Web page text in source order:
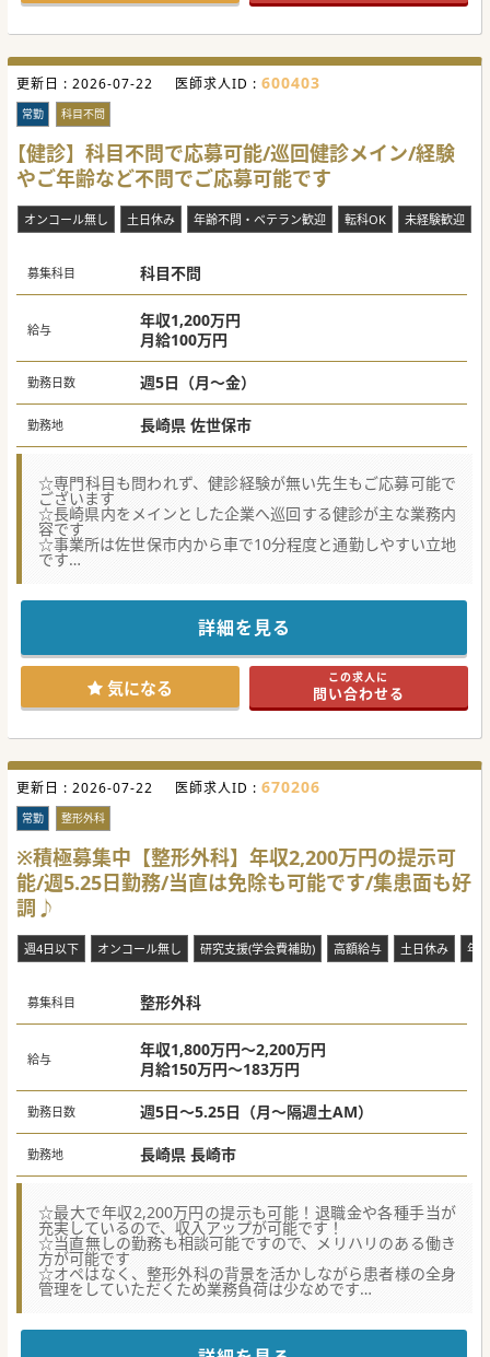
【業務内容】
慣れていただいたら二重整形など、メニューを増やしていき
ます。
■自身の習熟度に応じた3段階の研修カリキュラムがありま
す。無理なく、確実に経験・スキルを高めることができる環
境です。
■基本的に美容外科領域まで学んでいただけますが、ご本人
の意向次第では美容皮膚科領域の業務のみに限定することも
可能です。
【医療機関情報】
■業界トップクラスの症例数。全国に100院以上クリニック
を展開し、今後も拡大を予定しています。
■形成外科ご出身の方も多く、高難易度の施術を多数提供し
ています。学術研究にも積極的に取り組み、意欲の高い方が
■選考で必ず施設見学を行っています。双方ご納得いただい
たうえでお話を進め、入職後のミスマッチを減らす取り組み
も実施中です。
#秋入職可
更新日 : 2026-07-22 医師求人ID : 600403
常勤 科目不問
【健診】科目不問で応募可能/巡回健診メイン/経験
やご年齢など不問でご応募可能です
オンコール無し 土日休み 年齢不問・ベテラン歓迎 転科OK 未経験歓迎
募集科目 科目不問
給与
年収1,200万円
月給100万円
勤務日数 週5日（月～金）
勤務地 長崎県 佐世保市
☆専門科目も問われず、健診経験が無い先生もご応募可能で
ございます
☆長崎県内をメインとした企業へ巡回する健診が主な業務内
容です
☆事業所は佐世保市内から車で10分程度と通勤しやすい立地
です
人気の健診求人でございます。
業務量等は相談のうえ調整が可能ですので
これから健診業務にチャレンジしてみたいという先生もお気
軽にお問合せください。
先生からのご応募お待ちしております。
#秋入職可
詳細を見る
気になる この求人に
問い合わせる
更新日 : 2026-07-22 医師求人ID : 670206
常勤 整形外科
※積極募集中【整形外科】年収2,200万円の提示可
能/週5.25日勤務/当直は免除も可能です/集患面も好
調♪
週4日以下 オンコール無し 研究支援(学会費補助) 高額給与 土日休み 年
募集科目 整形外科
給与
年収1,800万円～2,200万円
月給150万円～183万円
勤務日数 週5日～5.25日（月～隔週土AM）
勤務地 長崎県 長崎市
☆最大で年収2,200万円の提示も可能！退職金や各種手当が
充実しているので、収入アップが可能です！
☆当直無しの勤務も相談可能ですので、メリハリのある働き
方が可能です
☆オペはなく、整形外科の背景を活かしながら患者様の全身
管理をしていただくため業務負荷は少なめです
長崎市にある急性期から慢性期や予防・在宅医療分野にも取
り組んでいる病院です。